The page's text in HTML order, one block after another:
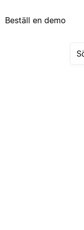
Beställ en demo